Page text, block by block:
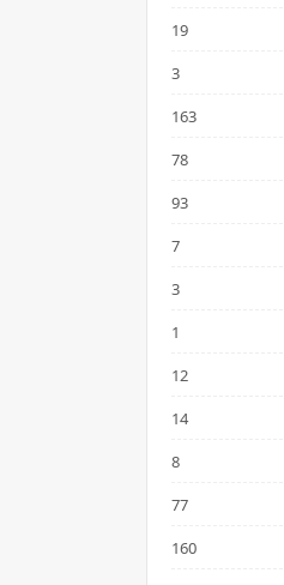
19
3
163
78
93
7
3
1
12
14
8
77
160